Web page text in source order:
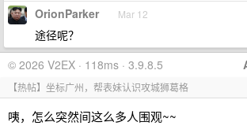
OrionParker Mar 12
途径呢？
© 2026 V2EX · 118ms · 3.9.8.5
【热帖】坐标广州，帮表妹认识攻城狮葛格
咦，怎么突然间这么多人围观~~